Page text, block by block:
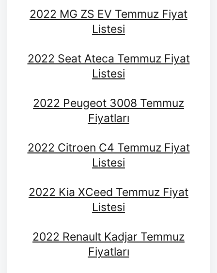
2022 MG ZS EV Temmuz Fiyat
Listesi
2022 Seat Ateca Temmuz Fiyat
Listesi
2022 Peugeot 3008 Temmuz
Fiyatları
2022 Citroen C4 Temmuz Fiyat
Listesi
2022 Kia XCeed Temmuz Fiyat
Listesi
2022 Renault Kadjar Temmuz
Fiyatları